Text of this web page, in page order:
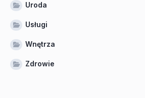
Uroda
Usługi
Wnętrza
Zdrowie